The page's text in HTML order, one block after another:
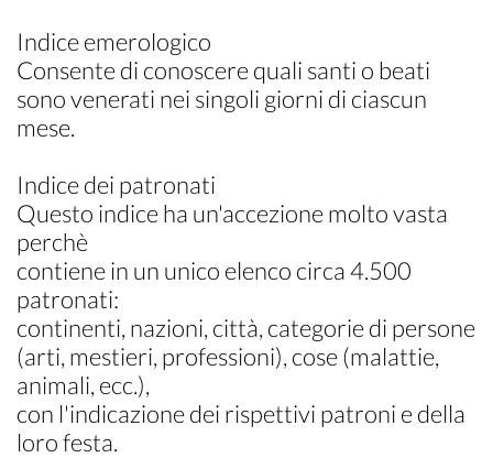
Indice emerologico
Consente di conoscere quali santi o beati
sono venerati nei singoli giorni di ciascun
mese.
Indice dei patronati
Questo indice ha un'accezione molto vasta
perchè
contiene in un unico elenco circa 4.500
patronati:
continenti, nazioni, città, categorie di persone
(arti, mestieri, professioni), cose (malattie,
animali, ecc.),
con l'indicazione dei rispettivi patroni e della
loro festa.